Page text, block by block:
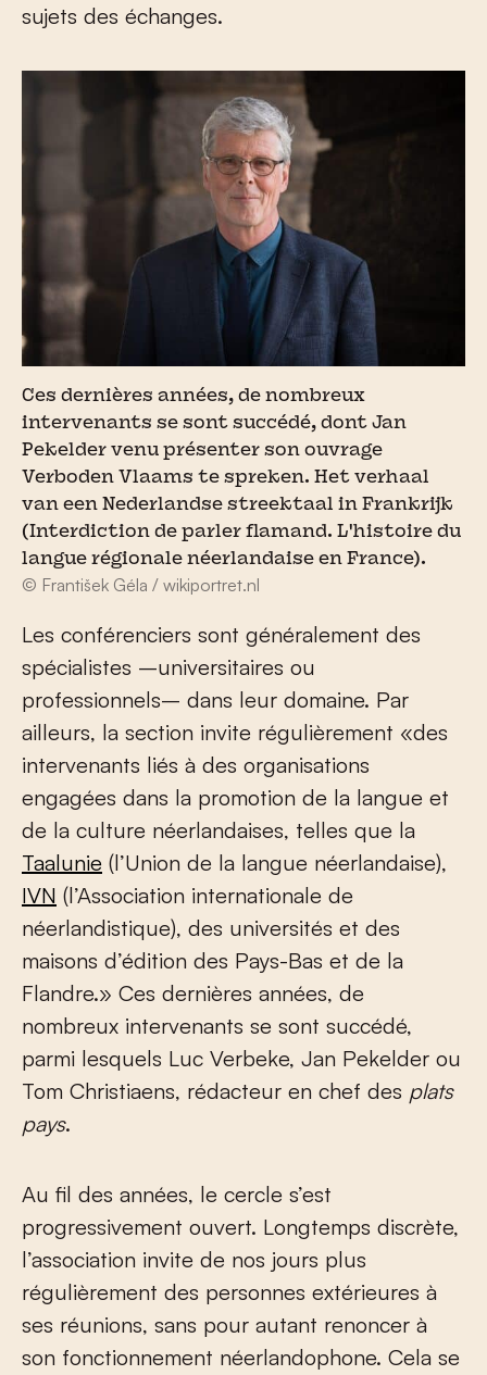
sujets des échanges.
Ces dernières années, de nombreux
intervenants se sont succédé, dont Jan
Pekelder venu présenter son ouvrage
Verboden Vlaams te spreken. Het verhaal
van een Nederlandse streektaal in Frankrijk
(Interdiction de parler flamand. L'histoire du
langue régionale néerlandaise en France).
© František Géla / wikiportret.nl
Les conférenciers sont généralement des
spécialistes –universitaires ou
professionnels– dans leur domaine. Par
ailleurs, la section invite régulièrement «des
intervenants liés à des organisations
engagées dans la promotion de la langue et
de la culture néerlandaises, telles que la
Taalunie (l’Union de la langue néerlandaise),
IVN (l’Association internationale de
néerlandistique), des universités et des
maisons d’édition des Pays-Bas et de la
Flandre.» Ces dernières années, de
nombreux intervenants se sont succédé,
parmi lesquels Luc Verbeke, Jan Pekelder ou
Tom Christiaens, rédacteur en chef des plats
pays.
Au fil des années, le cercle s’est
progressivement ouvert. Longtemps discrète,
l’association invite de nos jours plus
régulièrement des personnes extérieures à
ses réunions, sans pour autant renoncer à
son fonctionnement néerlandophone. Cela se